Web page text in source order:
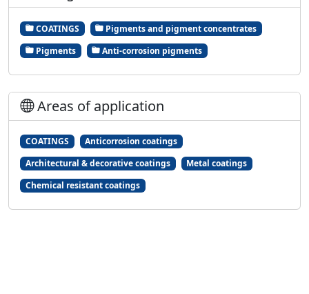
COATINGS
Pigments and pigment concentrates
Pigments
Anti-corrosion pigments
Areas of application
COATINGS
Anticorrosion coatings
Architectural & decorative coatings
Metal coatings
Chemical resistant coatings